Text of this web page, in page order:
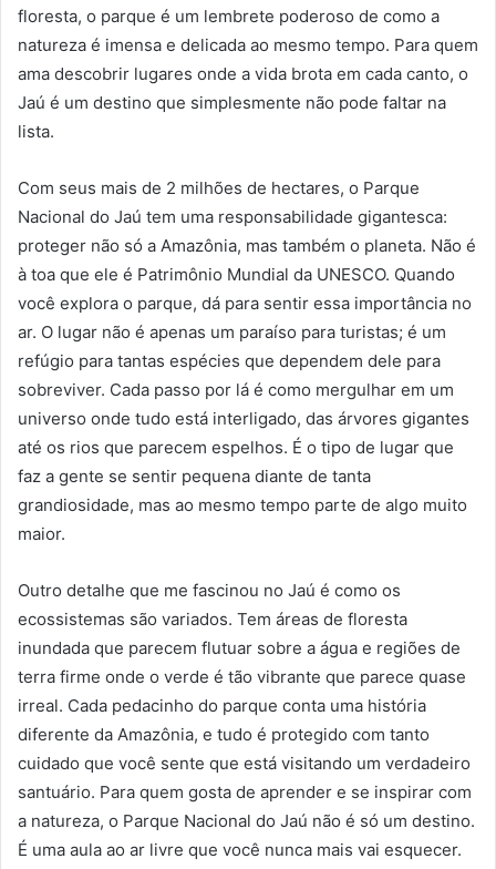
floresta, o parque é um lembrete poderoso de como a
natureza é imensa e delicada ao mesmo tempo. Para quem
ama descobrir lugares onde a vida brota em cada canto, o
Jaú é um destino que simplesmente não pode faltar na
lista.
Com seus mais de 2 milhões de hectares, o Parque
Nacional do Jaú tem uma responsabilidade gigantesca:
proteger não só a Amazônia, mas também o planeta. Não é
à toa que ele é Patrimônio Mundial da UNESCO. Quando
você explora o parque, dá para sentir essa importância no
ar. O lugar não é apenas um paraíso para turistas; é um
refúgio para tantas espécies que dependem dele para
sobreviver. Cada passo por lá é como mergulhar em um
universo onde tudo está interligado, das árvores gigantes
até os rios que parecem espelhos. É o tipo de lugar que
faz a gente se sentir pequena diante de tanta
grandiosidade, mas ao mesmo tempo parte de algo muito
maior.
Outro detalhe que me fascinou no Jaú é como os
ecossistemas são variados. Tem áreas de floresta
inundada que parecem flutuar sobre a água e regiões de
terra firme onde o verde é tão vibrante que parece quase
irreal. Cada pedacinho do parque conta uma história
diferente da Amazônia, e tudo é protegido com tanto
cuidado que você sente que está visitando um verdadeiro
santuário. Para quem gosta de aprender e se inspirar com
a natureza, o Parque Nacional do Jaú não é só um destino.
É uma aula ao ar livre que você nunca mais vai esquecer.